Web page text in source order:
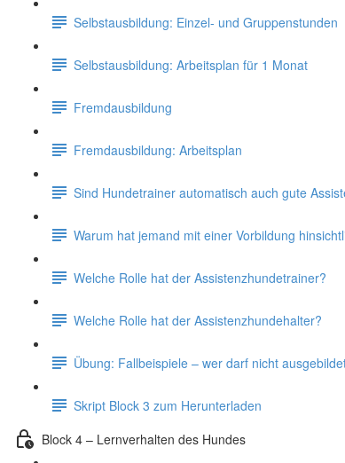
Selbstausbildung: Einzel- und Gruppenstunden
Selbstausbildung: Arbeitsplan für 1 Monat
Fremdausbildung
Fremdausbildung: Arbeitsplan
Sind Hundetrainer automatisch auch gute
Warum hat jemand mit einer Vorbildung
Welche Rolle hat der Assistenzhundetrainer?
Welche Rolle hat der Assistenzhundehalter?
Übung: Fallbeispiele – wer darf nicht
Skript Block 3 zum Herunterladen
Block 4 – Lernverhalten des Hundes